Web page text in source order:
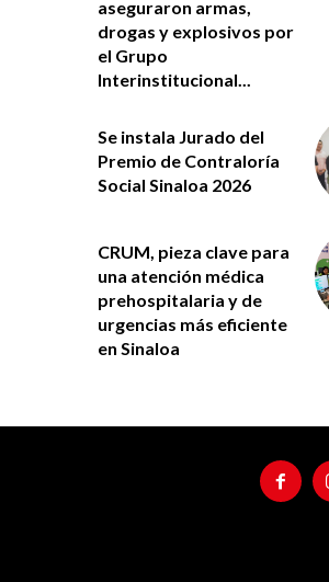
aseguraron armas,
drogas y explosivos por
el Grupo
Interinstitucional...
Se instala Jurado del
Premio de Contraloría
Social Sinaloa 2026
CRUM, pieza clave para
una atención médica
prehospitalaria y de
urgencias más eficiente
en Sinaloa